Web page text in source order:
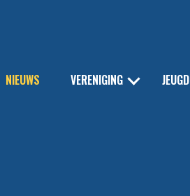
NIEUWS VERENIGING JEUGD